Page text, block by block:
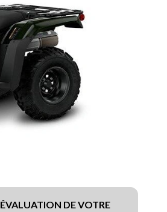
ÉVALUATION DE VOTRE